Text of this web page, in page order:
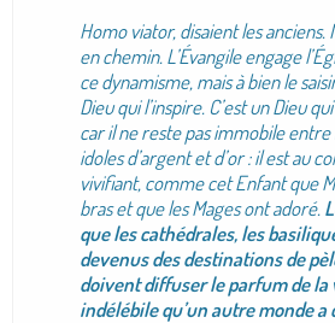
Homo viator, disaient les anciens.
en chemin. L’Évangile engage
ce dynamisme, mais à bien le
Dieu qui l’inspire. C’est un Dieu
car il ne reste pas immobile
idoles d’argent et d’or : il est au
vivifiant, comme cet Enfant que
bras et que les Mages ont adoré.
que les cathédrales, les
devenus des destinations de
doivent diffuser le parfum de la
indélébile qu’un autre monde a